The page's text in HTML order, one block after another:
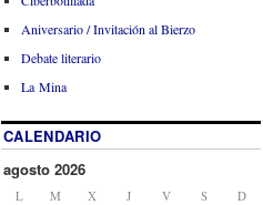
Aniversario / Invitación al Bierzo
Debate literario
La Mina
CALENDARIO
agosto 2026
L M X J V S D